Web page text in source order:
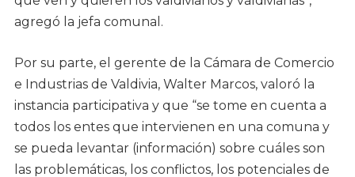
agregó la jefa comunal.
Por su parte, el gerente de la Cámara de Comercio
e Industrias de Valdivia, Walter Marcos, valoró la
instancia participativa y que “se tome en cuenta a
todos los entes que intervienen en una comuna y
se pueda levantar (información) sobre cuáles son
las problemáticas, los conflictos, los potenciales de